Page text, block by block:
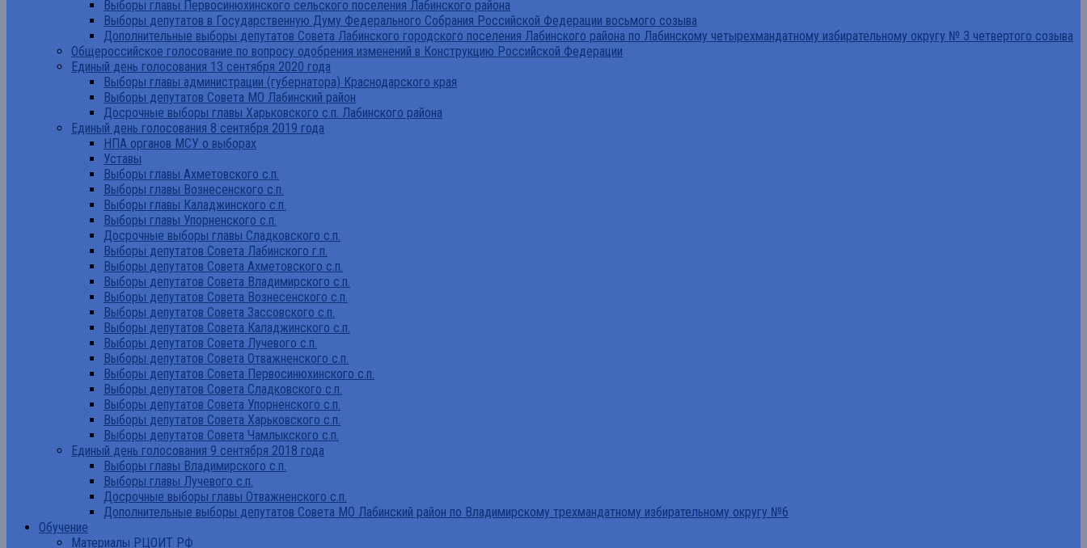
Выборы главы Первосинюхинского сельского поселения Лабинского района
Выборы депутатов в Государственную Думу Федерального Собрания Российской Федерации восьмого созыва
Дополнительные выборы депутатов Совета Лабинского городского поселения Лабинского района по Лабинскому четырехмандатному избирательному округу № 3 четвертого созыва
Общероссийское голосование по вопросу одобрения изменений в Конструкцию Российской Федерации
Единый день голосования 13 сентября 2020 года
Выборы главы администрации (губернатора) Краснодарского края
Выборы депутатов Совета МО Лабинский район
Досрочные выборы главы Харьковского с.п. Лабинского района
Единый день голосования 8 сентября 2019 года
НПА органов МСУ о выборах
Уставы
Выборы главы Ахметовского с.п.
Выборы главы Вознесенского с.п.
Выборы главы Каладжинского с.п.
Выборы главы Упорненского с.п.
Досрочные выборы главы Сладковского с.п.
Выборы депутатов Совета Лабинского г.п.
Выборы депутатов Совета Ахметовского с.п.
Выборы депутатов Совета Владимирского с.п.
Выборы депутатов Совета Вознесенского с.п.
Выборы депутатов Совета Зассовского с.п.
Выборы депутатов Совета Каладжинского с.п.
Выборы депутатов Совета Лучевого с.п.
Выборы депутатов Совета Отважненского с.п.
Выборы депутатов Совета Первосинюхинского с.п.
Выборы депутатов Совета Сладковского с.п.
Выборы депутатов Совета Упорненского с.п.
Выборы депутатов Совета Харьковского с.п.
Выборы депутатов Совета Чамлыкского с.п.
Единый день голосования 9 сентября 2018 года
Выборы главы Владимирского с.п.
Выборы главы Лучевого с.п.
Досрочные выборы главы Отважненского с.п.
Дополнительные выборы депутатов Совета МО Лабинский район по Владимирскому трехмандатному избирательному округу №6
Обучение
Материалы РЦОИТ РФ